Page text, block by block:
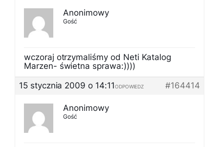
Anonimowy
Gość
wczoraj otrzymaliśmy od Neti Katalog
Marzen- świetna sprawa:))))
15 stycznia 2009 o 14:11
#164414
ODPOWIEDZ
Anonimowy
Gość